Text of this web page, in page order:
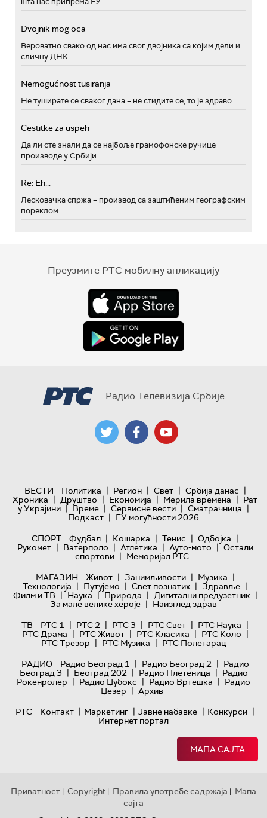
Dvojnik mog oca
Вероватно свако од нас има свог двојника са којим дели и
сличну ДНК
Nemogućnost tusiranja
Не туширате се сваког дана – не стидите се, то је здраво
Cestitke za uspeh
Да ли сте знали да се најбоље грамофонске ручице
производе у Србији
Re: Eh...
Лесковачка спржа – производ са заштићеним географским
пореклом
Преузмите РТС мобилну апликацију
Радио Телевизија Србије
ВЕСТИ Политика | Регион | Свет | Србија данас |
Хроника | Друштво | Економија | Мерила времена | Рат
у Украјини | Време | Сервисне вести | Сматрачница |
Подкаст | ЕУ могућности 2026
СПОРТ
Фудбал | Кошарка | Тенис | Одбојка |
Рукомет | Ватерполо | Атлетика | Ауто-мото | Остали
спортови | Меморијал РТС
МАГАЗИН
Живот | Занимљивости | Музика |
Технологијa | Путујемо | Свет познатих | Здравље |
Филм и ТВ | Наука | Природа | Дигитални предузетник |
За мале велике хероје | Наизглед здрав
ТВ
РТС 1 | РТС 2 | РТС 3 | РТС Свет | РТС Наука |
РТС Драма | РТС Живот | РТС Класика | РТС Коло |
РТС Трезор | РТС Музика | РТС Полетарац
РАДИО
Радио Београд 1 | Радио Београд 2 | Радио
Београд 3 | Београд 202 | Радио Плетеница | Радио
Рокенролер | Радио Џубокс | Радио Вртешка | Радио
Џезер | Архив
РТС
Контакт | Маркетинг | Јавне набавке | Конкурси |
Интернет портал
МАПА САЈТА
Приватност | Copyright | Правила употребе садржаја | Мапа
сајта